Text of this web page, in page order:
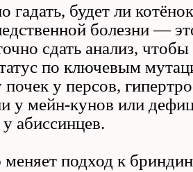
гадать, будет ли
болезни —
сдать анализ,
по ключевым
почек у персов,
у мейн‑кунов или
абиссинцев.
подход к